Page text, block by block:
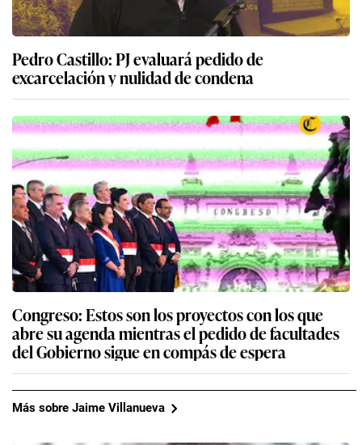
Pedro Castillo: PJ evaluará pedido de
excarcelación y nulidad de condena
Congreso: Estos son los proyectos con los que
abre su agenda mientras el pedido de facultades
del Gobierno sigue en compás de espera
Más sobre Jaime Villanueva